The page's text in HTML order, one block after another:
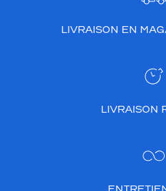
LIVRAISON EN
LIVRAISON